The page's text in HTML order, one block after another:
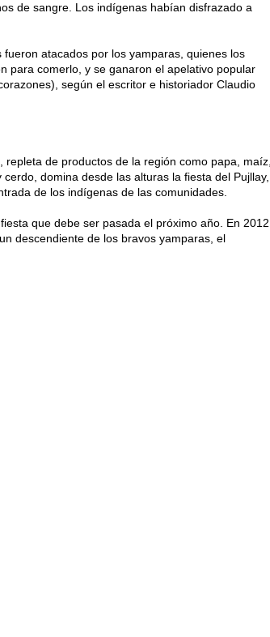
de sangre. Los indígenas habían disfrazado a
atacados por los yamparas, quienes los
para comerlo, y se ganaron el apelativo popular
según el escritor e historiador Claudio
de productos de la región como papa, maíz,
domina desde las alturas la fiesta del Pujllay,
de los indígenas de las comunidades.
que debe ser pasada el próximo año. En
descendiente de los bravos yamparas, el